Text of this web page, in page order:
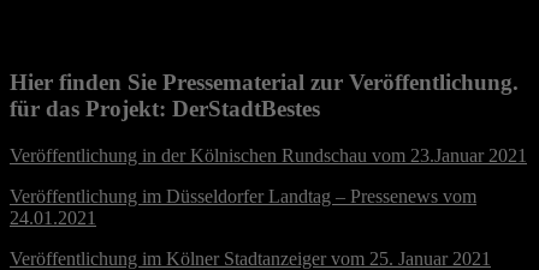
Hier finden Sie Pressematerial zur Veröffentlichung.
für das Projekt: DerStadtBestes
Veröffentlichung in der Kölnischen Rundschau vom 23.Januar 2021
Veröffentlichung im Düsseldorfer Landtag – Pressenews vom
24.01.2021
Veröffentlichung im Kölner Stadtanzeiger vom 25. Januar 2021